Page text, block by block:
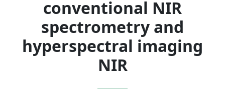
conventional NIR
spectrometry and
hyperspectral imaging
NIR